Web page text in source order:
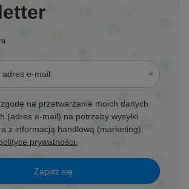
adres e-mail
na przetwarzanie moich danych
(adres e-mail) na potrzeby wysyłki
z informacją handlową (marketing).
prywatności.
Zapisz się